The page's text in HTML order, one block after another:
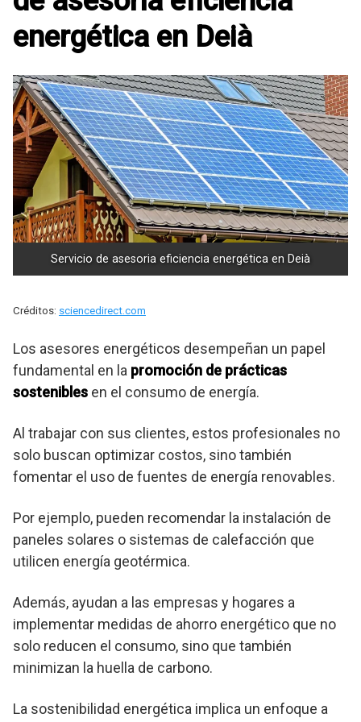
energética en Deià
Servicio de asesoria eficiencia energética en Deià
Créditos: sciencedirect.com
Los asesores energéticos desempeñan un papel
fundamental en la promoción de prácticas
sostenibles en el consumo de energía.
Al trabajar con sus clientes, estos profesionales no
solo buscan optimizar costos, sino también
fomentar el uso de fuentes de energía renovables.
Por ejemplo, pueden recomendar la instalación de
paneles solares o sistemas de calefacción que
utilicen energía geotérmica.
Además, ayudan a las empresas y hogares a
implementar medidas de ahorro energético que no
solo reducen el consumo, sino que también
minimizan la huella de carbono.
La sostenibilidad energética implica un enfoque a